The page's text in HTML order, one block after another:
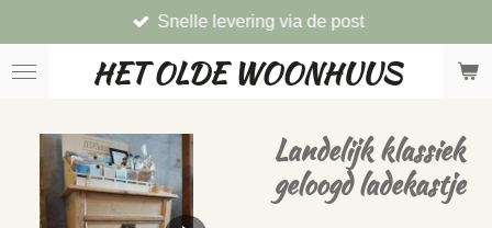
direct
naar
HET OLDE WOONHUUS
Snelle levering via de post
Landelijk klassiek
geloogd ladekastje